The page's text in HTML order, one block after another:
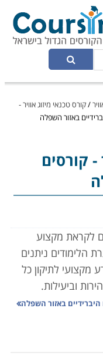
/קורס טכנאי מיזוג אוויר -
באזור השפלה
- קורסים
לקראת מקצוע
הלימודים ניתנים
מקצועי לתיקון כל
וביעילות.
יהיה בו ביקוש,
החם והלח.
היברידיים באזור השפלה